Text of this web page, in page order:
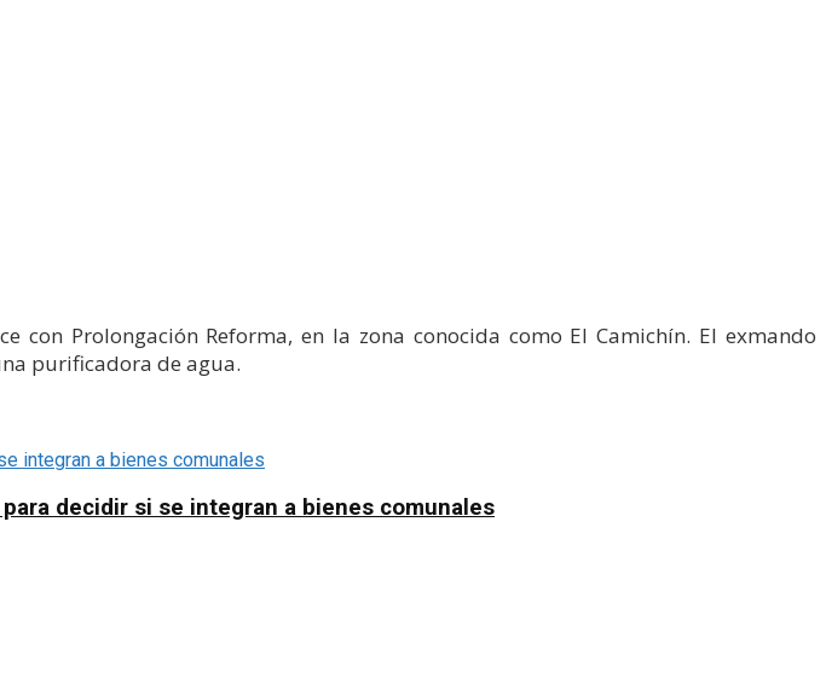
Prolongación Reforma, en la zona conocida como El Camichín. El exmando
purificadora de agua.
decidir si se integran a bienes comunales